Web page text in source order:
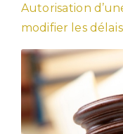
Autorisation
modifier les